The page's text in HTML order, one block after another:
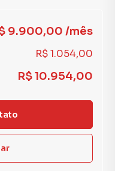
9.900,00 /mês
R$ 1.054,00
R$ 10.954,00